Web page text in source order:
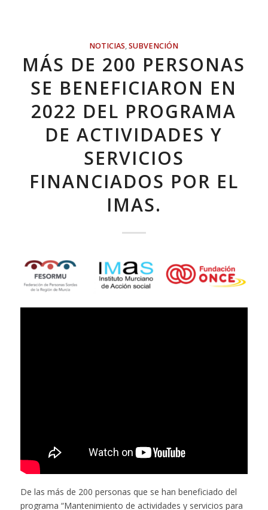
NOTICIAS,SUBVENCIÓN
MÁS DE 200 PERSONAS
SE BENEFICIARON EN
2022 DEL PROGRAMA
DE ACTIVIDADES Y
SERVICIOS
FINANCIADOS POR EL
IMAS.
De las más de 200 personas que se han beneficiado del
programa “Mantenimiento de actividades y servicios para